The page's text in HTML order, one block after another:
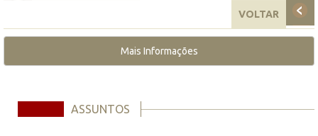
VOLTAR
Mais Informações
ASSUNTOS